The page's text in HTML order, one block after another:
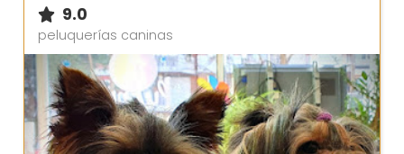
9.0
peluquerías caninas